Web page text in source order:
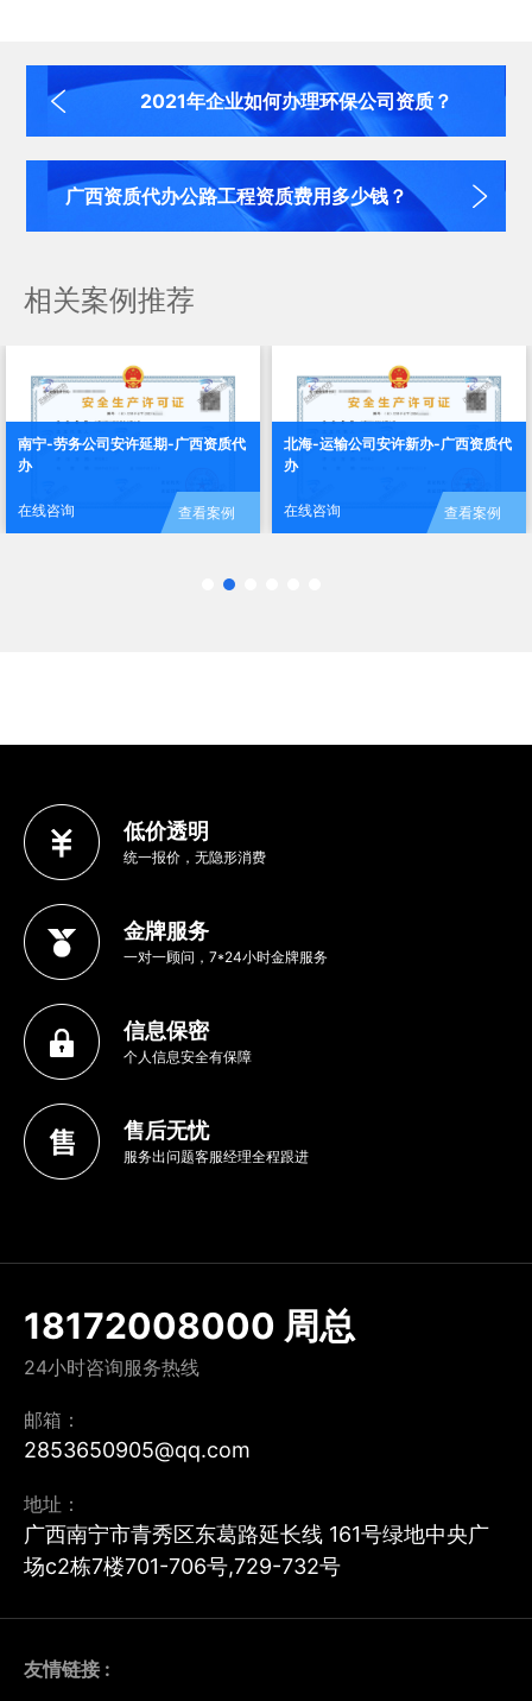
2021年企业如何办理环保公司资质？
广西资质代办公路工程资质费用多少钱？
相关案例推荐
南宁-劳务公司安许延期-广西资质代
办
在线咨询 查看案例
北海-运输公司安许新办-广西资质代
办
在线咨询 查看案例
低价透明
统一报价，无隐形消费
金牌服务
一对一顾问，7*24小时金牌服务
信息保密
个人信息安全有保障
售后无忧
服务出问题客服经理全程跟进
18172008000 周总
24小时咨询服务热线
邮箱：
2853650905@qq.com
地址：
广西南宁市青秀区东葛路延长线 161号绿地中央广
场c2栋7楼701-706号,729-732号
友情链接 :